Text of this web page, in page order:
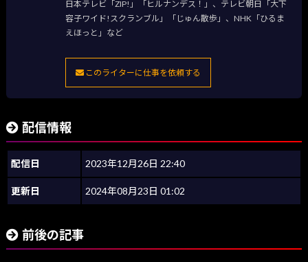
日本テレビ「ZIP!」「ヒルナンデス！」、テレビ朝日「大下
容子ワイド!スクランブル」「じゅん散歩」、NHK「ひるま
えほっと」など
このライターに仕事を依頼する
配信情報
配信日 2023年12月26日 22:40
更新日 2024年08月23日 01:02
前後の記事